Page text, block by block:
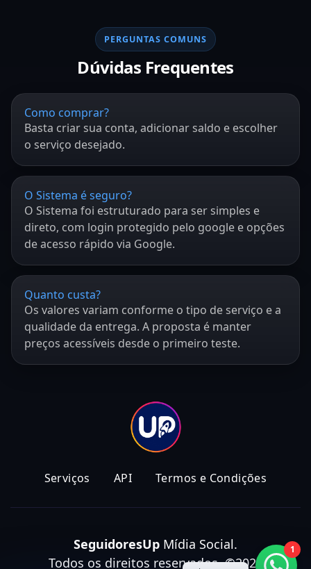
1
PERGUNTAS COMUNS
Dúvidas Frequentes
Como comprar?
Basta criar sua conta, adicionar saldo e escolher
o serviço desejado.
O Sistema é seguro?
O Sistema foi estruturado para ser simples e
direto, com login protegido pelo google e opções
de acesso rápido via Google.
Quanto custa?
Os valores variam conforme o tipo de serviço e a
qualidade da entrega. A proposta é manter
preços acessíveis desde o primeiro teste.
Serviços API Termos e Condições
SeguidoresUp Mídia Social.
Todos os direitos reservados. ©2022